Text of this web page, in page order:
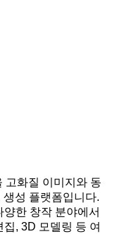
고화질 이미지와 동
성 플랫폼입니다.
한 창작 분야에서
, 3D 모델링 등 여